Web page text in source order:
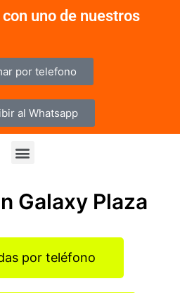
uno de nuestros
por telefono
al Whatsapp
Menu
Galaxy Plaza
por teléfono